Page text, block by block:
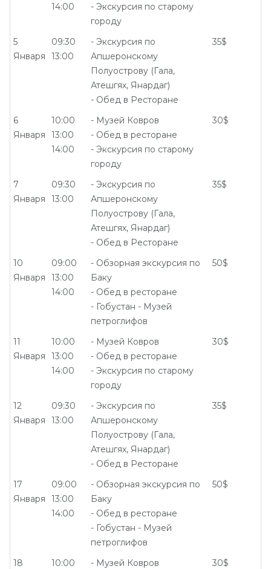
14:00
- Экскурсия по старому
городу
5
Января
09:30
13:00
- Экскурсия по
Апшеронскому
Полуострову (Гала,
Атешгях, Янардаг)
- Обед в Ресторане
35$
6
Января
10:00
13:00
14:00
- Музей Ковров
- Обед в ресторане
- Экскурсия по старому
городу
30$
7
Января
09:30
13:00
- Экскурсия по
Апшеронскому
Полуострову (Гала,
Атешгях, Янардаг)
- Обед в Ресторане
35$
10
Января
09:00
13:00
14:00
- Обзорная экскурсия по
Баку
- Обед в ресторане
- Гобустан - Музей
петроглифов
50$
11
Января
10:00
13:00
14:00
- Музей Ковров
- Обед в ресторане
- Экскурсия по старому
городу
30$
12
Января
09:30
13:00
- Экскурсия по
Апшеронскому
Полуострову (Гала,
Атешгях, Янардаг)
- Обед в Ресторане
35$
17
Января
09:00
13:00
14:00
- Обзорная экскурсия по
Баку
- Обед в ресторане
- Гобустан - Музей
петроглифов
50$
18
10:00
- Музей Ковров
30$